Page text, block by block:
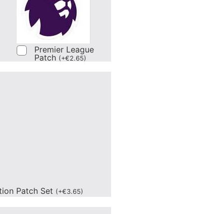
Premier League
Patch (+€2.65)
Patch Set (+€3.65)